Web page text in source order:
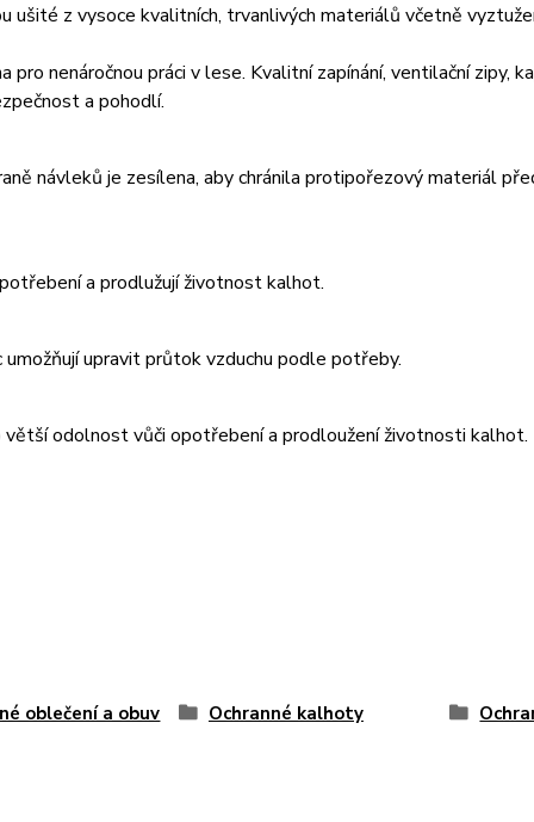
ušité z vysoce kvalitních, trvanlivých materiálů včetně
nenáročnou práci v lese. Kvalitní zapínání, ventilační zipy,
a pohodlí.
návleků je zesílena, aby chránila protipořezový materiál
a prodlužují životnost kalhot.
upravit průtok vzduchu podle potřeby.
větší odolnost vůči opotřebení a prodloužení životnosti kalhot.
oblečení a obuv Ochranné kalhoty